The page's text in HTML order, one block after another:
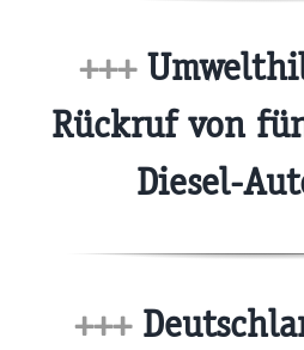
+++
Rückruf von
Diesel-
+++